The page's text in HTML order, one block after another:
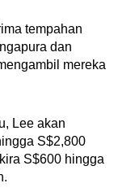
tempahan
dan
mereka
Lee akan
S$2,800
S$600 hingga